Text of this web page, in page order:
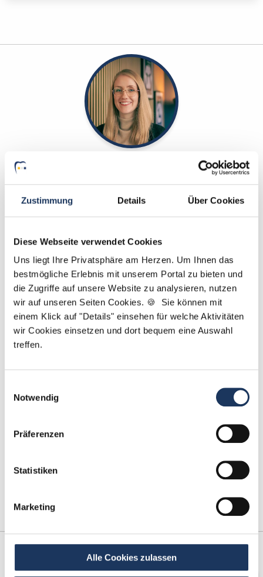
Zustimmung Details Über Cookies
Diese Webseite verwendet Cookies
Uns liegt Ihre Privatsphäre am Herzen. Um Ihnen das
bestmögliche Erlebnis mit unserem Portal zu bieten und
die Zugriffe auf unsere Website zu analysieren, nutzen
wir auf unseren Seiten Cookies. 🍪 Sie können mit
einem Klick auf "Details" einsehen für welche Aktivitäten
wir Cookies einsetzen und dort bequem eine Auswahl
treffen.
Notwendig
Präferenzen
Statistiken
Marketing
Alle Cookies zulassen
Sarah Grützmacher
Ansprechpartnerin
mich gerne, wenn Sie Fragen zu unserem Service
haben.
Jetzt zur kostenlosen Stellenanfrage
Kontakt
Tel.: +49 (0) 521 / 911 730 42
Kooperations-
Partner
Netzwerk-Partner